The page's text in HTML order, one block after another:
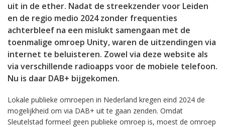
uit in de ether. Nadat de streekzender voor Leiden
en de regio medio 2024 zonder frequenties
achterbleef na een mislukt samengaan met de
toenmalige omroep Unity, waren de uitzendingen via
internet te beluisteren. Zowel via deze website als
via verschillende radioapps voor de mobiele telefoon.
Nu is daar DAB+ bijgekomen.
Lokale publieke omroepen in Nederland kregen eind 2024 de
mogelijkheid om via DAB+ uit te gaan zenden. Omdat
Sleutelstad formeel geen publieke omroep is, moest de omroep